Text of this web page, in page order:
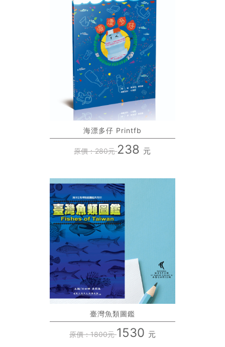
海漂多仔 Printfb
原價：280元238 元
臺灣魚類圖鑑
原價：1800元1530 元